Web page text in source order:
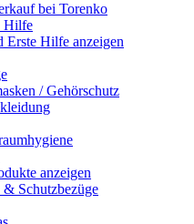
bei Torenko
Hilfe
Erste Hilfe anzeigen
/ Gehörschutz
anzeigen
Schutzbezüge